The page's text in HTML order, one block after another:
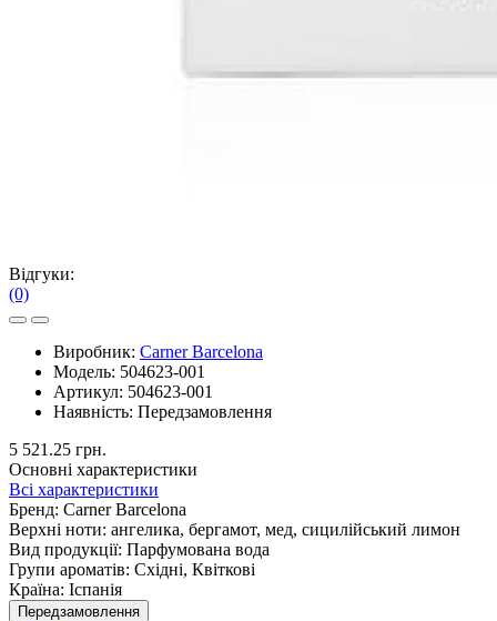
Відгуки:
(0)
Виробник: Carner Barcelona
Модель: 504623-001
Артикул: 504623-001
Наявність: Передзамовлення
5 521.25 грн.
Основні характеристики
Всі характеристики
Бренд: Carner Barcelona
Верхні ноти: ангелика, бергамот, мед, сицилійський лимон
Вид продукції: Парфумована вода
Групи ароматів: Східні, Квіткові
Країна: Іспанія
Передзамовлення